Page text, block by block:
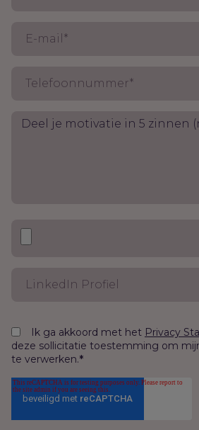
Ik ga akkoord met het Privacy
deze sollicitatie toestemming om
te verwerken.*